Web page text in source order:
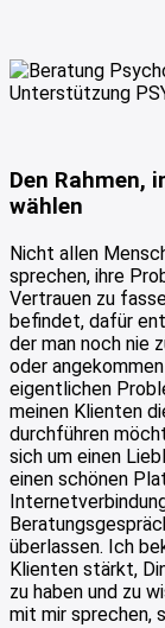
Den Rahmen,
wählen
Nicht allen
sprechen, ihre
Vertrauen zu
befindet, dafür
der man noch nie
oder
eigentlichen
meinen Klienten
durchführen
sich um einen
einen schönen
überlassen. Ich
Klienten stärkt,
zu haben und zu
mit mir sprechen,